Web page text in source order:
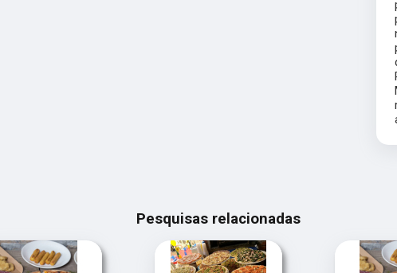
Pesquisas relacionadas